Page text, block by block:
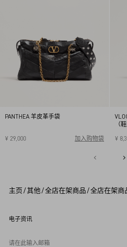
PANTHEA 羊皮革手袋
¥ 29,000 加入购物袋 34
39
（
¥
5
6
主页/其他/全店在架商品/全店在架商
电子资讯
请在此输入邮箱